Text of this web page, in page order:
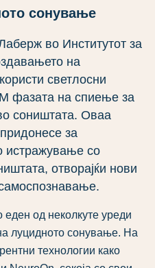
сонување
во Институтот за
на
светлосни
фазата на спиење за
соништата. Оваа
за
истражување со
отворајќи нови
од неколкуте уреди
луцидното сонување. На
технологии како